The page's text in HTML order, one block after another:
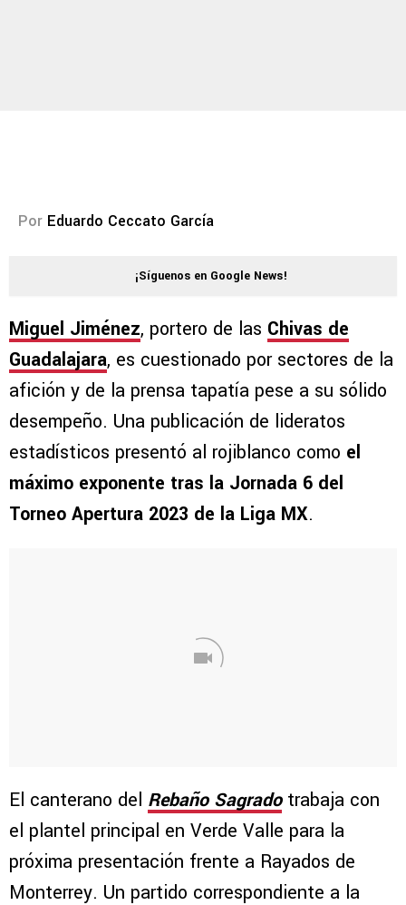
Por Eduardo Ceccato García
¡Síguenos en Google News!
Miguel Jiménez, portero de las Chivas de
Guadalajara, es cuestionado por sectores de la
afición y de la prensa tapatía pese a su sólido
desempeño. Una publicación de lideratos
estadísticos presentó al rojiblanco como el
máximo exponente tras la Jornada 6 del
Torneo Apertura 2023 de la Liga MX.
El canterano del Rebaño Sagradotrabaja con
el plantel principal en Verde Valle para la
próxima presentación frente a Rayados de
Monterrey. Un partido correspondiente a la